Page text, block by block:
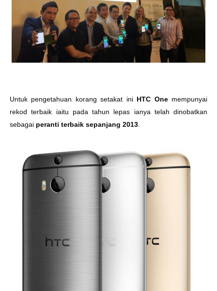
Untuk pengetahuan korang setakat ini HTC Onemempunyai
rekod terbaik iaitu pada tahun lepas ianya telah dinobatkan
sebagai peranti terbaik sepanjang 2013